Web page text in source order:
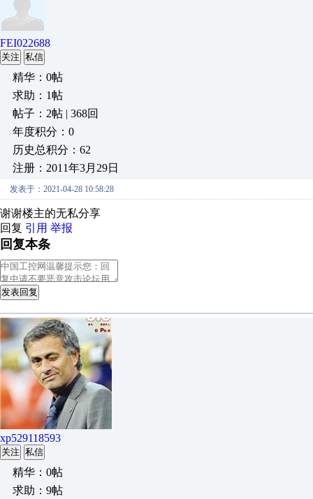
FEI022688
关注 私信
精华：0帖
求助：1帖
帖子：2帖 | 368回
年度积分：0
历史总积分：62
注册：2011年3月29日
发表于：2021-04-28 10:58:28
谢谢楼主的无私分享
回复 引用 举报
回复本条
发表回复
xp529118593
关注 私信
精华：0帖
求助：9帖